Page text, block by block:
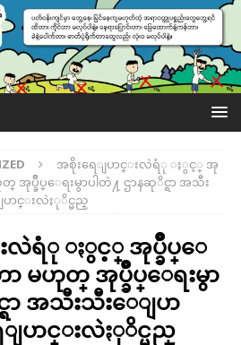
အစိုးရေျပာင္းလဲရံု ႏွင့္ အု
အုပ္ခ်ဳပ္ေရးမွာပါတဲ႔ ဌာနဆုိင္ရာ အသီး
ပာင္းလဲႏုိင္မည္
းလဲရံု ႏွင့္ အုပ္ခ်ဳပ္ေ
မဟုတ္ အုပ္ခ်ဳပ္ေရးမွာ
ာ အသီးသီးေျပာ
ျပာင္းလဲႏုိင္မည္